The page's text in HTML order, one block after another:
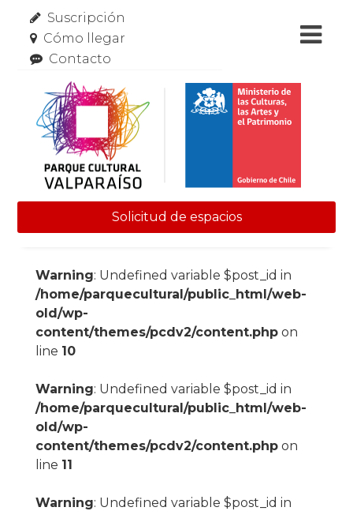
Suscripción
Cómo llegar
Contacto
Solicitud de espacios
Warning: Undefined variable $post_id in
/home/parquecultural/public_html/web-
old/wp-
content/themes/pcdv2/content.phpon
line 10
Warning: Undefined variable $post_id in
/home/parquecultural/public_html/web-
old/wp-
content/themes/pcdv2/content.phpon
line 11
Warning: Undefined variable $post_id in